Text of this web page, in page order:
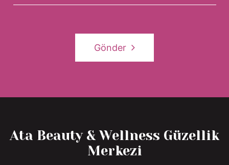
Gönder
Ata Beauty & Wellness Güzellik
Merkezi